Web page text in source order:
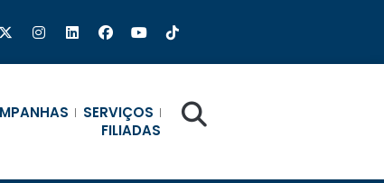
SERVIÇOS
FILIADAS